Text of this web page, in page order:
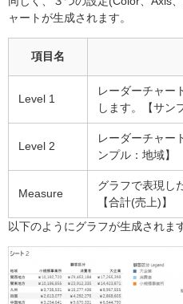
ャートが生成されます。
項目名
Level 1
レーダーチャー
します。【サン
Level 2
レーダーチャー
ンプル：地域】
Measure
グラフで表現し
【合計(売上)】
以下のようにグラフが生成されま